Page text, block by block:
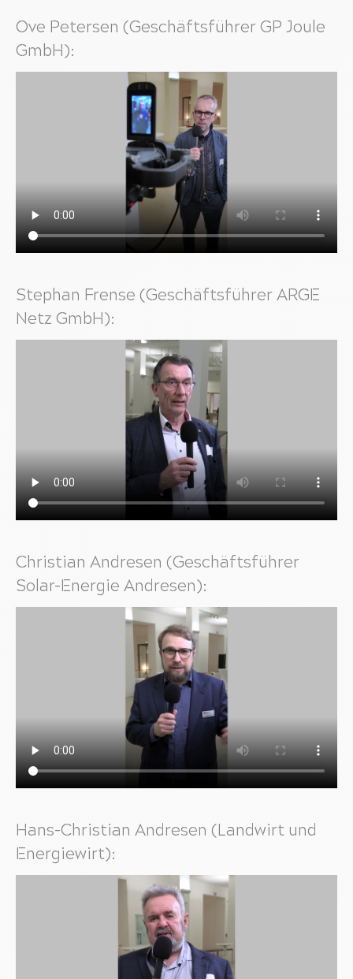
Ove Petersen (Geschäftsführer GP Joule
GmbH):
Stephan Frense (Geschäftsführer ARGE
Netz GmbH):
Christian Andresen (Geschäftsführer
Solar-Energie Andresen):
Hans-Christian Andresen (Landwirt und
Energiewirt):